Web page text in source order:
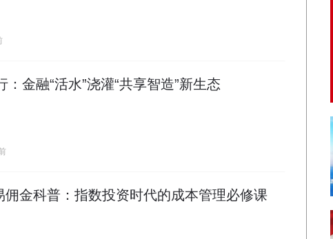
：金融“活水”浇灌“共享智造”新生态
佣金科普：指数投资时代的成本管理必修课